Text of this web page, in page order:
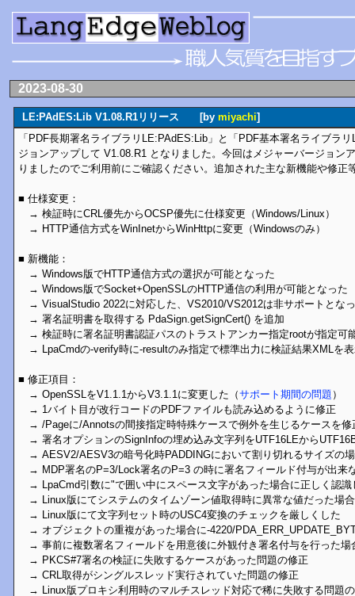
2023-08-30
LE:PAdES:Lib V1.08.R1リリース [by miyachi]
「PDF長期署名ライブラリLE:PAdES:Lib」と「PDF基本署名ライブラ
ジョンアップして V1.08.R1 となりました。今回はメジャーバージョン
りましたのでご利用前にご確認ください。追加された主な新機能や修正
■ 仕様変更：
→ 検証時にCRL優先からOCSP優先に仕様変更（Windows/Linux）
→ HTTP通信方式をWinInetからWinHttpに変更（Windowsのみ）
■ 新機能：
→ Windows版でHTTP通信方式の選択が可能となった
→ Windows版でSocket+OpenSSLのHTTP通信の利用が可能となった
→ VisualStudio 2022に対応した、VS2010/VS2012は非サポートとな
→ 署名証明書を取得する PdaSign.getSignCert() を追加
→ 検証時に署名証明書認証パスのトラストアンカー指定rootが指定可
→ LpaCmdの-verify時に-resultのみ指定で標準出力に検証結果XMLを
■ 修正項目：
→ OpenSSLをV1.1.1からV3.1.1に変更した（サポート期間の問題 ）
→ 1バイト目が改行コードのPDFファイルも読み込めるように修正
→ /Pageに/Annotsの間接指定時特殊ケースで例外を生じるケースを修
→ 署名オプションのSignInfoの埋め込み文字列をUTF16LEから
→ AESV2/AESV3の暗号化時PADDINGにおいて割り切れるサイズの
→ MDP署名のP=3/Lock署名のP=3 の時に署名フィールド付与が出来
→ LpaCmd引数に"で囲い中にスペース文字があった場合に正しく認識
→ Linux版にてシステムのタイムゾーン値取得時に異常な値だった場
→ Linux版にて文字列セット時のUSC4変換のチェックを厳しくした
→ オブジェクトの重複があった場合に-4220/
→ 事前に複数署名フィールドを用意後に外観付き署名付与を行った場
→ PKCS#7署名の検証に失敗するケースがあった問題の修正
→ CRL取得がシングルスレッド実行されていた問題の修正
→ Linux版プロキシ利用時のマルチスレッド対応で稀に失敗する問題